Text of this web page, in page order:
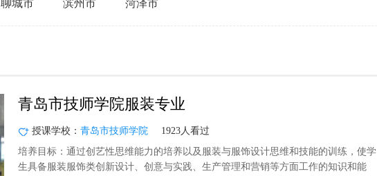
聊城市 滨州市 菏泽市
青岛市技师学院服装专业
授课学校： 青岛市技师学院
1923人看过
培养目标：通过创艺性思维能力的培养以及服装与服饰设计思维和技能的训练，使学
生具备服装服饰类创新设计、创意与实践、生产管理和营销等方面工作的知识和能